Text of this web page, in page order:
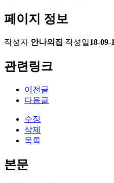
페이지 정보
작성자 안나의집 작성일18-09-
관련링크
이전글
다음글
수정
삭제
목록
본문